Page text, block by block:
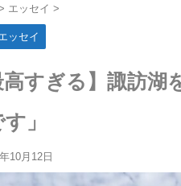
エッセイ >
ッセイ
高すぎる】諏訪
」
10月12日